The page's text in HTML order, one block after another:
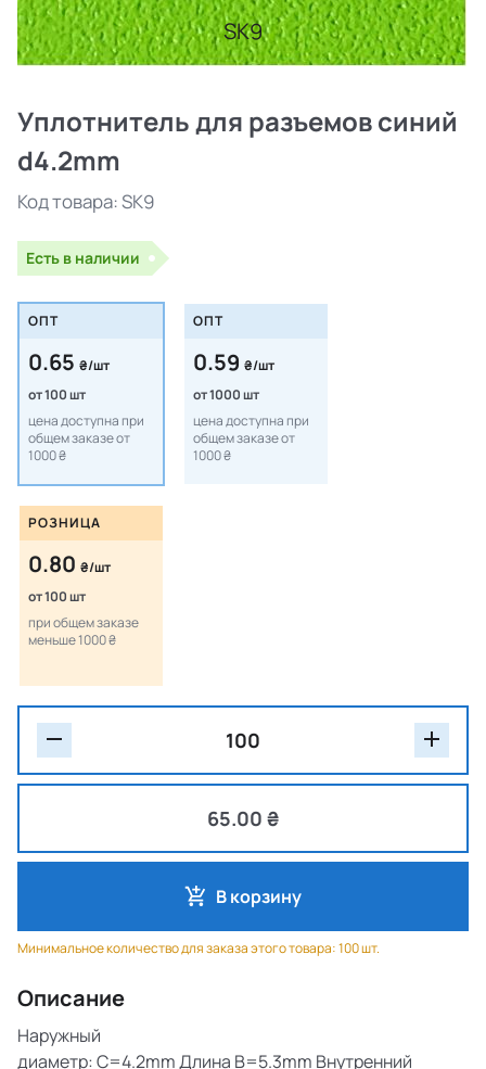
SK9
Уплотнитель для разъемов синий
d4.2mm
Код товара:SK9
Есть в наличии
ОПТ
0.65 ₴/шт
от 100 шт
цена доступна при
общем заказе от
1000 ₴
ОПТ
0.59 ₴/шт
от 1000 шт
цена доступна при
общем заказе от
1000 ₴
РОЗНИЦА
0.80 ₴/шт
от 100 шт
при общем заказе
меньше 1000 ₴
65.00 ₴
В корзину
Минимальное количество для заказа этого товара: 100 шт.
Описание
Наружный
диаметр:C=4.2mmДлина B=5.3mm Внутренний